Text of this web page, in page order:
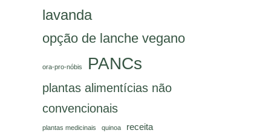
lavanda
opção de lanche vegano
ora-pro-nóbis PANCs
plantas alimentícias não
convencionais
plantas medicinais quinoa
receita